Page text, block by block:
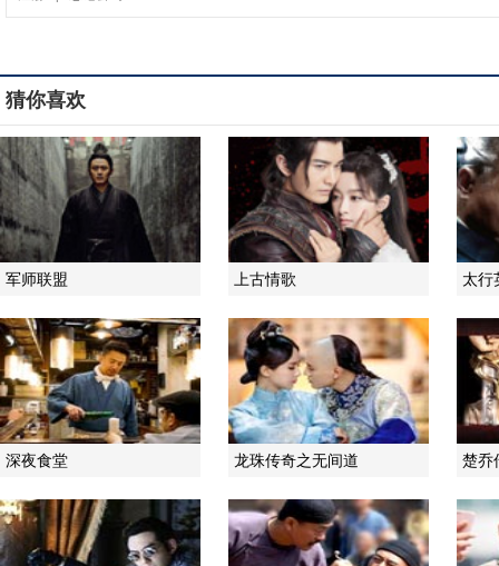
猜你喜欢
军师联盟 上古情歌 太行
深夜食堂 龙珠传奇之无间道 楚乔